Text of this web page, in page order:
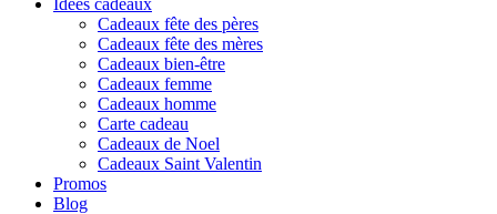
Idées cadeaux
Cadeaux fête des pères
Cadeaux fête des mères
Cadeaux bien-être
Cadeaux femme
Cadeaux homme
Carte cadeau
Cadeaux de Noel
Cadeaux Saint Valentin
Promos
Blog